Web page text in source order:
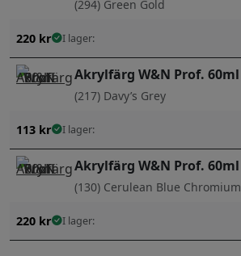
(294) Green Gold
220 kr I lager:
Akrylfärg W&N Prof. 60ml
(217) Davy’s Grey
113 kr I lager:
Akrylfärg W&N Prof. 60ml
(130) Cerulean Blue Chromium
220 kr I lager: